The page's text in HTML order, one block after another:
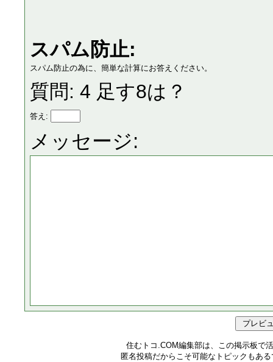
スパム防止:
スパム防止の為に、簡単な計算にお答えください。
質問: 4 足す8は？
答え:
メッセージ:
住むトコ.COM編集部は、この掲示板で
匿名投稿だからこそ可能なトピックもあ